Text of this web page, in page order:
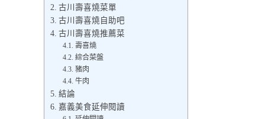
古川壽喜燒菜單
古川壽喜燒自助吧
古川壽喜燒推薦菜
壽喜燒
綜合菜盤
豬肉
牛肉
結論
嘉義美食延伸閱讀